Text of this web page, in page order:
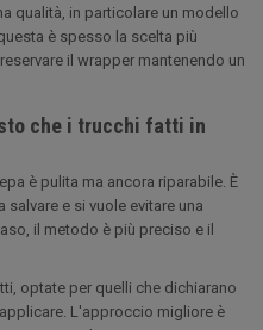
qualità, in particolare un modello
è spesso la scelta più
il wrapper mantenendo un
che i trucchi fatti in
è pulita ma ancora riparabile. È
e si vuole evitare una
il metodo è più preciso e il
optate per quelli che dichiarano
L'approccio migliore è